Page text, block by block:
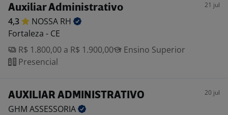
Auxiliar Administrativo 21 jul
4,3 NOSSA RH
Fortaleza - CE
R$ 1.800,00 a R$ 1.900,00
Ensino Superior
Presencial
AUXILIAR ADMINISTRATIVO 20 jul
GHM ASSESSORIA